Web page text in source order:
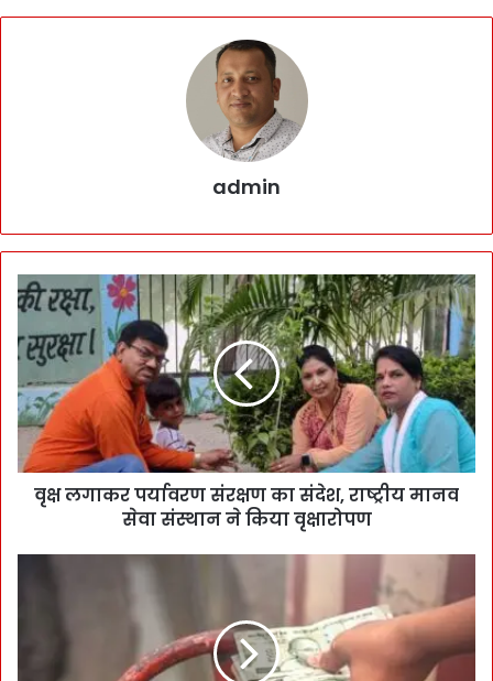
admin
वृक्ष लगाकर पर्यावरण संरक्षण का संदेश, राष्ट्रीय मानव
सेवा संस्थान ने किया वृक्षारोपण